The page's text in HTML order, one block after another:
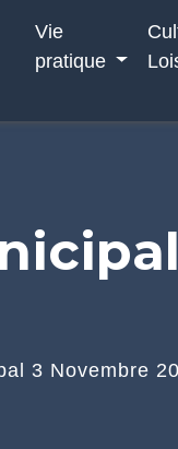
Vie
pratique
3 Novembre